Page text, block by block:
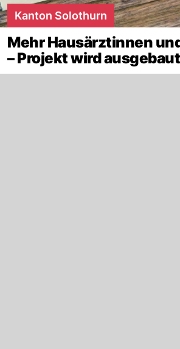
Kanton Solothurn
Mehr Hausärztinnen
– Projekt wird ausgebaut